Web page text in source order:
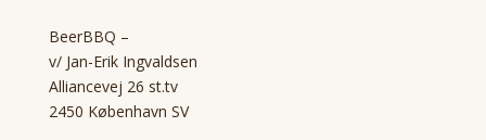
BeerBBQ –
v/ Jan-Erik Ingvaldsen
Alliancevej 26 st.tv
2450 København SV